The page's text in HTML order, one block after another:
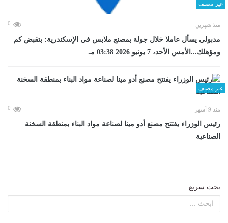
غير مصنف
منذ شهرين 0
مدبولي يسأل عاملا خلال جولة بمصنع ملابس في الإسكندرية: بتقبض كم
ومؤهلك...الأمس الأحد، 7 يونيو 2026 03:38 مـ
غير مصنف
منذ 9 أشهر 0
رئيس الوزراء يفتتح مصنع أدو مينا لصناعة مواد البناء بمنطقة السخنة
الصناعية
بحث سريع: